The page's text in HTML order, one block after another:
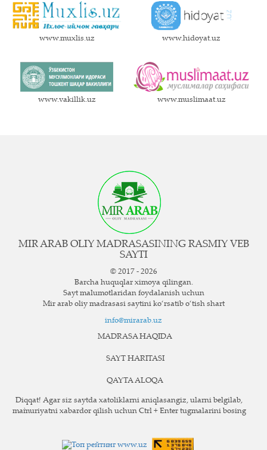
www.muxlis.uz www.hidoyat.uz
www.vakillik.uz www.muslimaat.uz
MIR ARAB OLIY MADRASASINING RASMIY VEB
SAYTI
© 2017 - 2026
Barcha huquqlar ximoya qilingan.
Sayt ma`lumotlaridan foydalanish uchun
Mir arab oliy madrasasi saytini ko‘rsatib o‘tish shart
info@mirarab.uz
MADRASA HAQIDA
SAYT HARITASI
QAYTA ALOQA
Diqqat! Agar siz saytda xatoliklarni aniqlasangiz, ularni belgilab,
ma`muriyatni xabardor qilish uchun Ctrl + Enter tugmalarini bosing